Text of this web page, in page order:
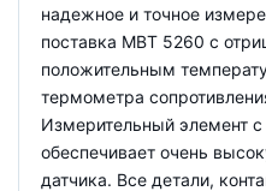
надежное и точное
поставка MBT 5260 с
положительным
термометра
Измерительный элемент
обеспечивает очень
датчика. Все детали,